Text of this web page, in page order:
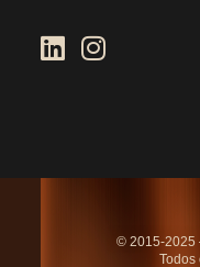
© 2015-2025
Todos